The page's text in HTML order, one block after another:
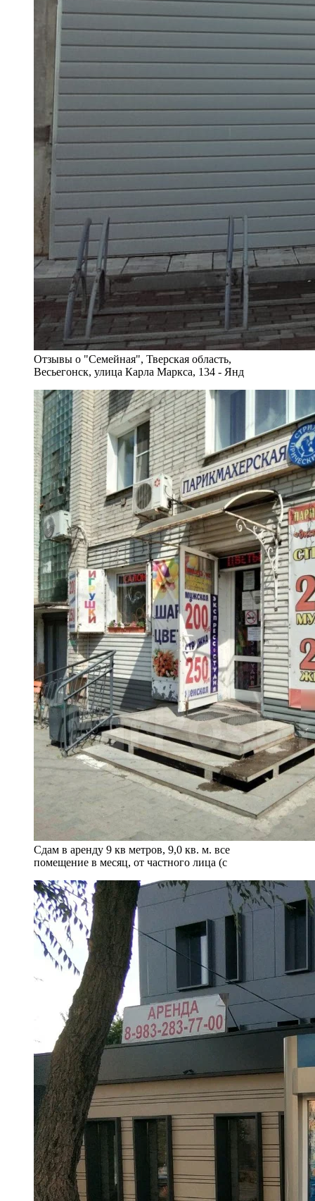
Отзывы о "Семейная", Тверская область,
Весьегонск, улица Карла Маркса, 134 - Янд
Сдам в аренду 9 кв метров, 9,0 кв. м. все
помещение в месяц, от частного лица (с